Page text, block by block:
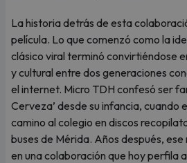
La historia detrás de esta
película. Lo que comenzó como la
clásico viral terminó convirtiéndose
y cultural entre dos generaciones
el internet. Micro TDH confesó ser
Cerveza’ desde su infancia, cuando
camino al colegio en discos
buses de Mérida. Años después,
en una colaboración que hoy perfila